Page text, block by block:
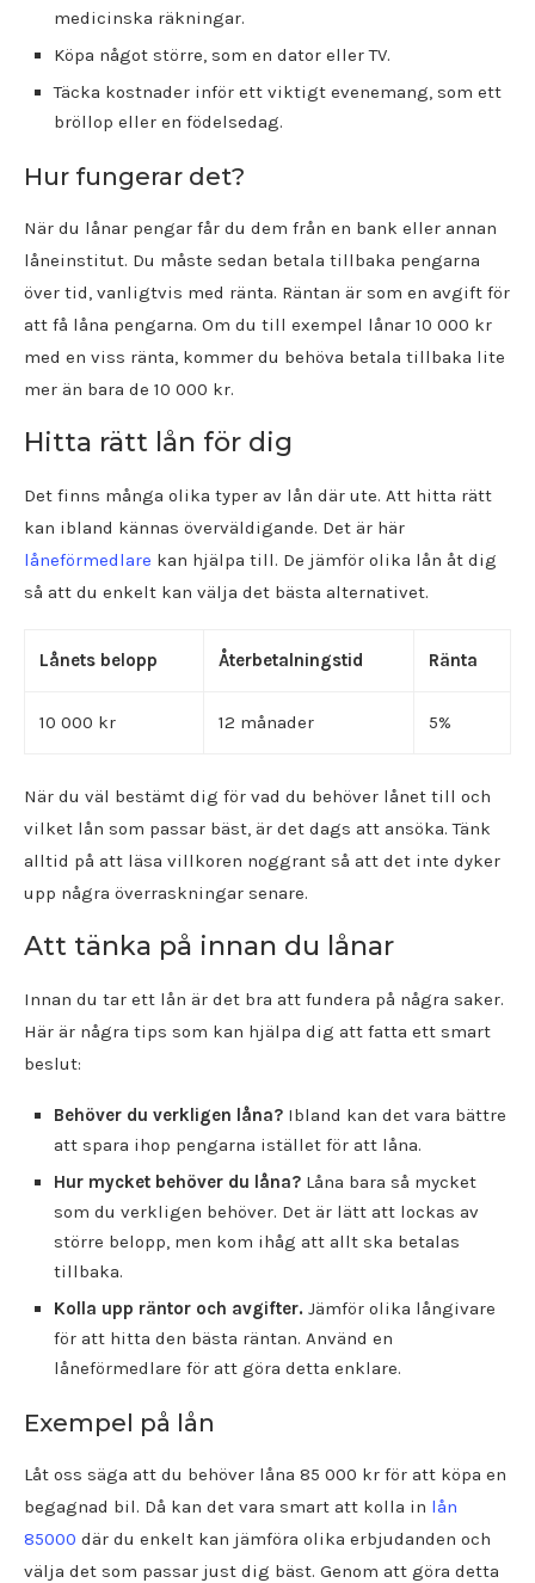
medicinska räkningar.
Köpa något större, som en dator eller TV.
Täcka kostnader inför ett viktigt evenemang, som ett
bröllop eller en födelsedag.
Hur fungerar det?
När du lånar pengar får du dem från en bank eller annan
låneinstitut. Du måste sedan betala tillbaka pengarna
över tid, vanligtvis med ränta. Räntan är som en avgift för
att få låna pengarna. Om du till exempel lånar 10 000 kr
med en viss ränta, kommer du behöva betala tillbaka lite
mer än bara de 10 000 kr.
Hitta rätt lån för dig
Det finns många olika typer av lån där ute. Att hitta rätt
kan ibland kännas överväldigande. Det är här
låneförmedlare kan hjälpa till. De jämför olika lån åt dig
så att du enkelt kan välja det bästa alternativet.
Lånets belopp Återbetalningstid Ränta
10 000 kr 12 månader 5%
När du väl bestämt dig för vad du behöver lånet till och
vilket lån som passar bäst, är det dags att ansöka. Tänk
alltid på att läsa villkoren noggrant så att det inte dyker
upp några överraskningar senare.
Att tänka på innan du lånar
Innan du tar ett lån är det bra att fundera på några saker.
Här är några tips som kan hjälpa dig att fatta ett smart
beslut:
Behöver du verkligen låna? Ibland kan det vara bättre
att spara ihop pengarna istället för att låna.
Hur mycket behöver du låna? Låna bara så mycket
som du verkligen behöver. Det är lätt att lockas av
större belopp, men kom ihåg att allt ska betalas
tillbaka.
Kolla upp räntor och avgifter. Jämför olika långivare
för att hitta den bästa räntan. Använd en
låneförmedlare för att göra detta enklare.
Exempel på lån
Låt oss säga att du behöver låna 85 000 kr för att köpa en
begagnad bil. Då kan det vara smart att kolla in lån
85000 där du enkelt kan jämföra olika erbjudanden och
välja det som passar just dig bäst. Genom att göra detta